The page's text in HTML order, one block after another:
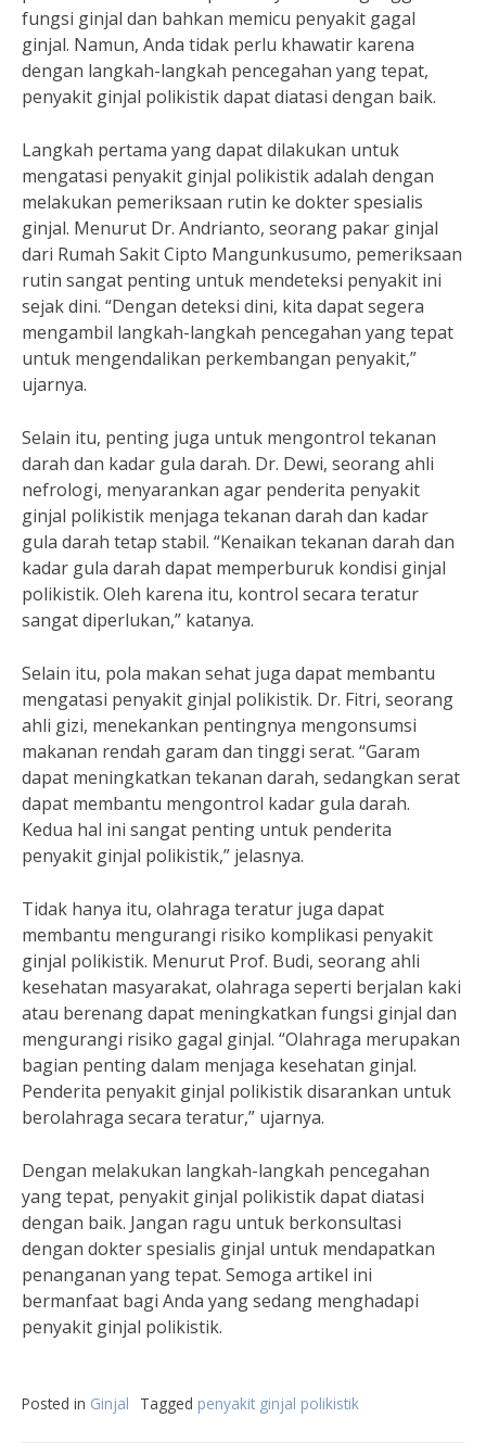
fungsi ginjal dan bahkan memicu penyakit gagal
ginjal. Namun, Anda tidak perlu khawatir karena
dengan langkah-langkah pencegahan yang tepat,
penyakit ginjal polikistik dapat diatasi dengan baik.
Langkah pertama yang dapat dilakukan untuk
mengatasi penyakit ginjal polikistik adalah dengan
melakukan pemeriksaan rutin ke dokter spesialis
ginjal. Menurut Dr. Andrianto, seorang pakar ginjal
dari Rumah Sakit Cipto Mangunkusumo, pemeriksaan
rutin sangat penting untuk mendeteksi penyakit ini
sejak dini. “Dengan deteksi dini, kita dapat segera
mengambil langkah-langkah pencegahan yang tepat
untuk mengendalikan perkembangan penyakit,”
ujarnya.
Selain itu, penting juga untuk mengontrol tekanan
darah dan kadar gula darah. Dr. Dewi, seorang ahli
nefrologi, menyarankan agar penderita penyakit
ginjal polikistik menjaga tekanan darah dan kadar
gula darah tetap stabil. “Kenaikan tekanan darah dan
kadar gula darah dapat memperburuk kondisi ginjal
polikistik. Oleh karena itu, kontrol secara teratur
sangat diperlukan,” katanya.
Selain itu, pola makan sehat juga dapat membantu
mengatasi penyakit ginjal polikistik. Dr. Fitri, seorang
ahli gizi, menekankan pentingnya mengonsumsi
makanan rendah garam dan tinggi serat. “Garam
dapat meningkatkan tekanan darah, sedangkan serat
dapat membantu mengontrol kadar gula darah.
Kedua hal ini sangat penting untuk penderita
penyakit ginjal polikistik,” jelasnya.
Tidak hanya itu, olahraga teratur juga dapat
membantu mengurangi risiko komplikasi penyakit
ginjal polikistik. Menurut Prof. Budi, seorang ahli
kesehatan masyarakat, olahraga seperti berjalan kaki
atau berenang dapat meningkatkan fungsi ginjal dan
mengurangi risiko gagal ginjal. “Olahraga merupakan
bagian penting dalam menjaga kesehatan ginjal.
Penderita penyakit ginjal polikistik disarankan untuk
berolahraga secara teratur,” ujarnya.
Dengan melakukan langkah-langkah pencegahan
yang tepat, penyakit ginjal polikistik dapat diatasi
dengan baik. Jangan ragu untuk berkonsultasi
dengan dokter spesialis ginjal untuk mendapatkan
penanganan yang tepat. Semoga artikel ini
bermanfaat bagi Anda yang sedang menghadapi
penyakit ginjal polikistik.
Posted in Ginjal Tagged penyakit ginjal polikistik